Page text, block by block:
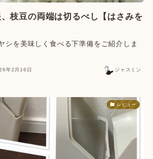
枝豆の両端は切るべし【はさみを
シを美味しく食べる下準備をご紹介しま
年2月16日 ジャスミン
レビュー